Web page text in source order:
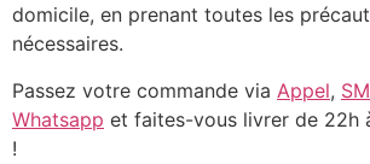
domicile, en prenant toutes les
nécessaires.
Passez votre commande via Appel,
Whatsapp et faites-vous livrer de 22h
!